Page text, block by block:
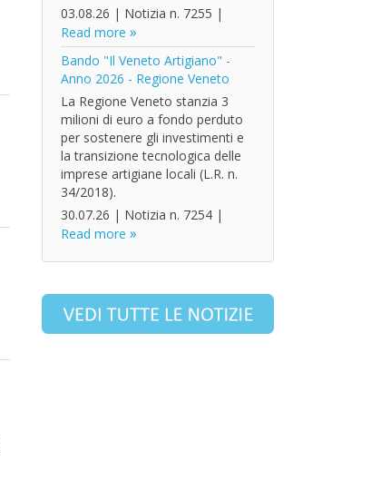
03.08.26 | Notizia n. 7255 |
Read more
Bando "Il Veneto Artigiano" -
Anno 2026 - Regione Veneto
La Regione Veneto stanzia 3
milioni di euro a fondo perduto
per sostenere gli investimenti e
la transizione tecnologica delle
imprese artigiane locali (L.R. n.
34/2018).
30.07.26 | Notizia n. 7254|
Read more